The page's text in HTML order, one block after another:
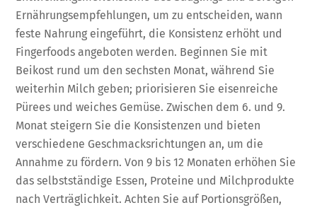
Ernährungsempfehlungen, um zu entscheiden, wann
feste Nahrung eingeführt, die Konsistenz erhöht und
Fingerfoods angeboten werden. Beginnen Sie mit
Beikost rund um den sechsten Monat, während Sie
weiterhin Milch geben; priorisieren Sie eisenreiche
Pürees und weiches Gemüse. Zwischen dem 6. und 9.
Monat steigern Sie die Konsistenzen und bieten
verschiedene Geschmacksrichtungen an, um die
Annahme zu fördern. Von 9 bis 12 Monaten erhöhen Sie
das selbstständige Essen, Proteine und Milchprodukte
nach Verträglichkeit. Achten Sie auf Portionsgrößen,